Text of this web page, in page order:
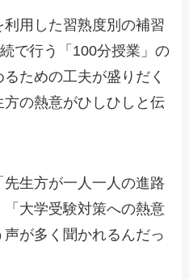
用した習熟度別の補習
で行う「100分授業」の
ための工夫が盛りだく
の熱意がひしひしと伝
生方が一人一人の進路
大学受験対策への熱意
が多く聞かれるんだっ